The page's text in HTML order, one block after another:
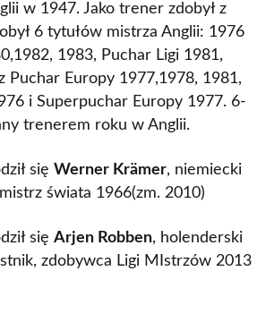
w 1947. Jako trener zdobył z
6 tytułów mistrza Anglii: 1976
1983, Puchar Ligi 1981,
Puchar Europy 1977,1978, 1981,
i Superpuchar Europy 1977. 6-
trenerem roku w Anglii.
się Werner Krämer, niemiecki
świata 1966(zm. 2010)
się Arjen Robben, holenderski
zdobywca Ligi MIstrzów 2013